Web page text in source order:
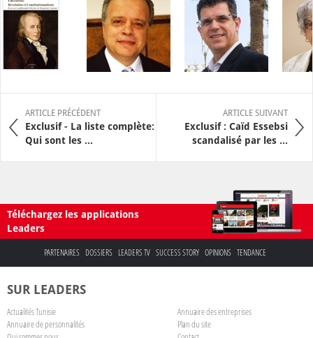
ARTICLE PRÉCÉDENT
Exclusif - La liste complète:
Qui sont les ...
ARTICLE SUIVANT
Exclusif : Caïd Essebsi
scandalisé par les ...
Téléchargez les applications
Leaders
PARTENAIRES DOSSIERS LEADERS TV SUCCESS STORY OPINIONS TENDANCE
SUR LEADERS
Actualités Tunisie
Annuaire des entreprises
Annuaire de personnalités
Plan du site